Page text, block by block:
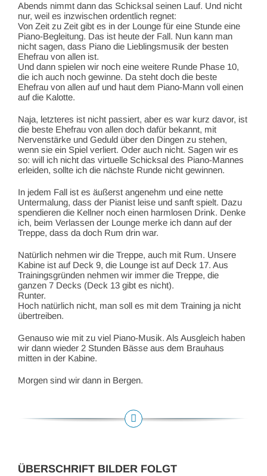
Abends nimmt dann das Schicksal seinen Lauf. Und nicht
nur, weil es inzwischen ordentlich regnet:
Von Zeit zu Zeit gibt es in der Lounge für eine Stunde eine
Piano-Begleitung. Das ist heute der Fall. Nun kann man
nicht sagen, dass Piano die Lieblingsmusik der besten
Ehefrau von allen ist.
Und dann spielen wir noch eine weitere Runde Phase 10,
die ich auch noch gewinne. Da steht doch die beste
Ehefrau von allen auf und haut dem Piano-Mann voll einen
auf die Kalotte.
Naja, letzteres ist nicht passiert, aber es war kurz davor, ist
die beste Ehefrau von allen doch dafür bekannt, mit
Nervenstärke und Geduld über den Dingen zu stehen,
wenn sie ein Spiel verliert. Oder auch nicht. Sagen wir es
so: will ich nicht das virtuelle Schicksal des Piano-Mannes
erleiden, sollte ich die nächste Runde nicht gewinnen.
In jedem Fall ist es äußerst angenehm und eine nette
Untermalung, dass der Pianist leise und sanft spielt. Dazu
spendieren die Kellner noch einen harmlosen Drink. Denke
ich, beim Verlassen der Lounge merke ich dann auf der
Treppe, dass da doch Rum drin war.
Natürlich nehmen wir die Treppe, auch mit Rum. Unsere
Kabine ist auf Deck 9, die Lounge ist auf Deck 17. Aus
Trainingsgründen nehmen wir immer die Treppe, die
ganzen 7 Decks (Deck 13 gibt es nicht).
Runter.
Hoch natürlich nicht, man soll es mit dem Training ja nicht
übertreiben.
Genauso wie mit zu viel Piano-Musik. Als Ausgleich haben
wir dann wieder 2 Stunden Bässe aus dem Brauhaus
mitten in der Kabine.
Morgen sind wir dann in Bergen.
ÜBERSCHRIFT BILDER FOLGT